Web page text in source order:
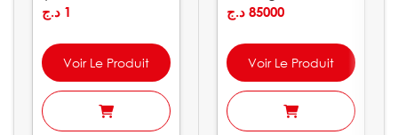
1 د.ج
Voir Le Produit
PEDROLLO
85000 د.ج
Voir Le Produit